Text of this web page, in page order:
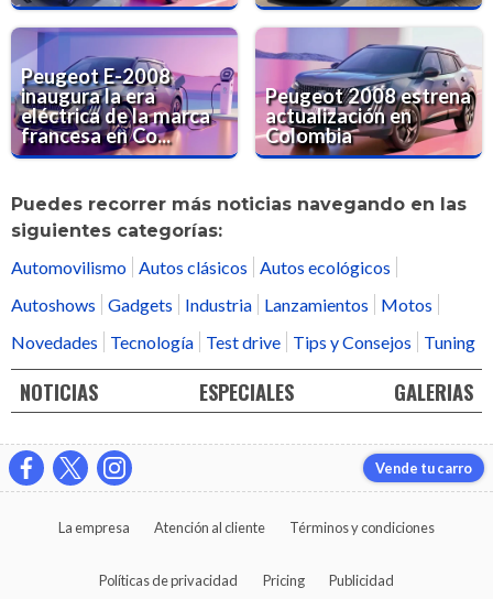
Peugeot E-2008
inaugura la era
eléctrica de la marca
francesa en Co...
Peugeot 2008 estrena
actualización en
Colombia
Puedes recorrer más noticias navegando en las
siguientes categorías:
Automovilismo Autos clásicos
Autos ecológicos
Autoshows
Gadgets Industria Lanzamientos
Motos
Novedades
Tecnología Test drive Tips y Consejos Tuning
NOTICIAS ESPECIALES GALERIAS
Vende tu carro
La empresa Atención al cliente Términos y condiciones
Políticas de privacidad Pricing Publicidad